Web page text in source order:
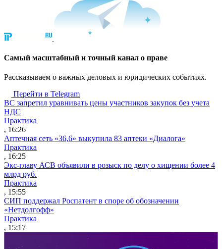
Cамый масштабный и точный канал о праве
Рассказываем о важных деловых и юридических событиях.
Перейти в Telegram
ВС запретил уравнивать цены участников закупок без учета
НДС
Практика
, 16:26
Аптечная сеть «36,6» выкупила 83 аптеки «Диалога»
Практика
, 16:25
Экс-главу АСВ объявили в розыск по делу о хищении более 4
млрд руб.
Практика
, 15:55
СИП поддержал Роспатент в споре об обозначении
«Нетдолгофф»
Практика
, 15:17